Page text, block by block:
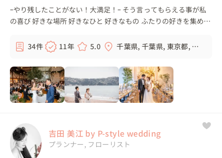
ｰやり残したことがない！大満足！ｰ そう言ってもらえる事が私
の喜び 好きな場所 好きなひと 好きなもの ふたりの好きを集めた
す 自由な発...
34件 11年 5.0
千葉県, 千葉県, 東京都, 埼
吉田 美江 by P-style wedding
プランナー, フローリスト